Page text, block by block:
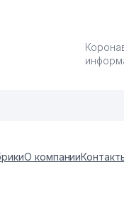
О компании